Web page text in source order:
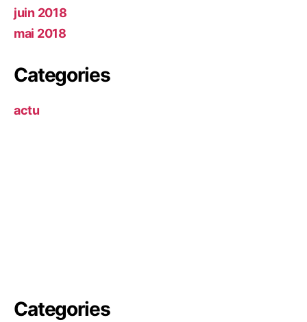
juin 2018
mai 2018
Categories
actu
Categories